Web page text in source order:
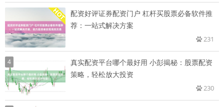
配资好评证券配资门户 杠杆买股票必备软件推
荐：一站式解决方案
231
4
真实配资平台哪个最好用 小彭揭秘：股票配资
策略，轻松放大投资
230